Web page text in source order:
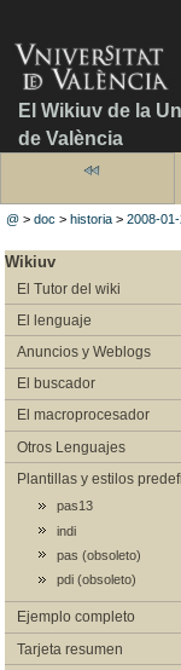
El Wikiuv de la
de València
@ >doc >historia >2008-
Wikiuv
El Tutor del wiki
El lenguaje
Anuncios y Weblogs
El buscador
El macroprocesador
Otros Lenguajes
Plantillas y estilos
pas13
indi
pas (obsoleto)
pdi (obsoleto)
Ejemplo completo
Tarjeta resumen